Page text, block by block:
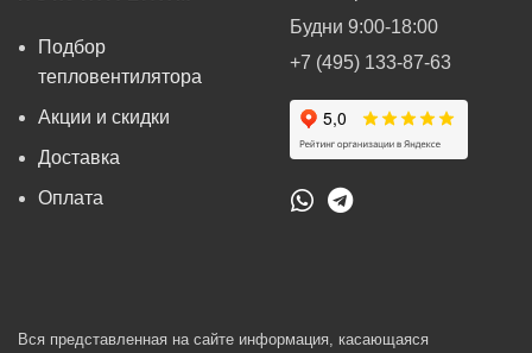
Подбор
тепловентилятора
Акции и скидки
Доставка
Оплата
Будни 9:00-18:00
+7 (495) 133-87-63
Вся представленная на сайте информация, касающаяся